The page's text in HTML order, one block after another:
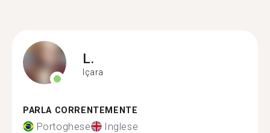
L.
Içara
PARLA CORRENTEMENTE
Portoghese Inglese